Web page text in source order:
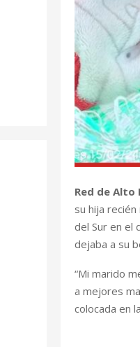
Red de Alto
su hija
del Sur en el
dejaba a su
“Mi marido
a mejores
colocada en